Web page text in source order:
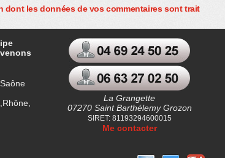
dont les données de vos commentaires sont traitées
La Grangette
07270 Saint Barthélemy Grozon
SIRET: 81193294600015
Me contacter